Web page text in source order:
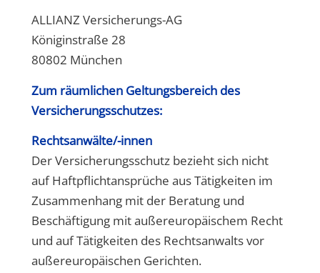
ALLIANZ Versicherungs-AG
Königinstraße 28
80802 München
Zum räumlichen Geltungsbereich des
Versicherungsschutzes:
Rechtsanwälte/-innen
Der Versicherungsschutz bezieht sich nicht
auf Haftpflichtansprüche aus Tätigkeiten im
Zusammenhang mit der Beratung und
Beschäftigung mit außereuropäischem Recht
und auf Tätigkeiten des Rechtsanwalts vor
außereuropäischen Gerichten.